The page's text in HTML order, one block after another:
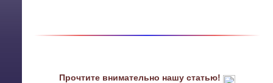
Прочтите внимательно нашу статью!